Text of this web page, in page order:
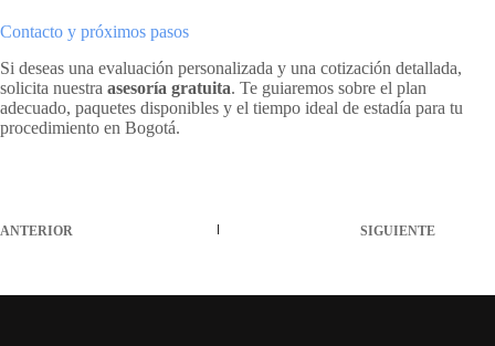
Contacto y próximos pasos
Si deseas una evaluación personalizada y una cotización detallada,
solicita nuestra asesoría gratuita. Te guiaremos sobre el plan
adecuado, paquetes disponibles y el tiempo ideal de estadía para tu
procedimiento en Bogotá.
ANTERIOR SIGUIENTE